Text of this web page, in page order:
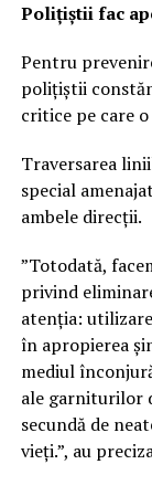
Polițiștii fac
Pentru
polițiștii
critice pe care
Traversarea
special
ambele direcții.
”Totodată,
privind
atenția:
în apropierea
mediul
ale garniturilor
secundă de
vieți.”, au